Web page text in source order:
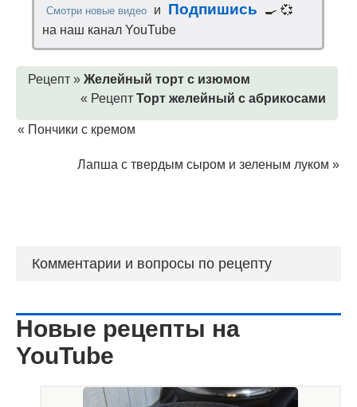
Смотри новые видео и Подпишись
🍳 💞
на наш канал YouTube
Рецепт » Желейный торт с изюмом
« Рецепт Торт желейный с абрикосами
« Пончики с кремом
Лапша с твердым сыром и зеленым луком »
Комментарии и вопросы по рецепту
Новые рецепты на
YouTube